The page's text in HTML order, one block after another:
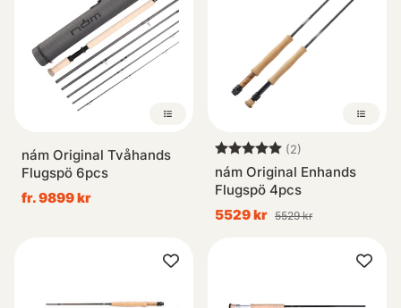
nám Original Tvåhands
Flugspö 6pcs
fr. 9899 kr
Betyg: (2)
nám Original Enhands
Flugspö 4pcs
5529 kr 5529 kr